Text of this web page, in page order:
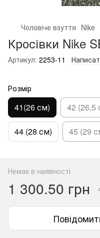
Чоловіче взуття Nike
Кросівки Nike
Артикул: 2253-11
Розмір
41(26 см) 42 (26,5
44 (28 см) 45 (29
Немає в наявності
1 300.50 грн